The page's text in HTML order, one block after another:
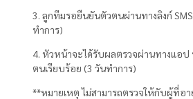
3. ลูกทีมรอยืนยันตัวตนผ่านทางลิงก์
ทำการ)
4. หัวหน้าจะได้รับผลตรวจผ่านทางแอ
ตนเรียบร้อย (3 วันทำการ)
**หมายเหตุ ไม่สามารถตรวจให้กับผู้ที่อ